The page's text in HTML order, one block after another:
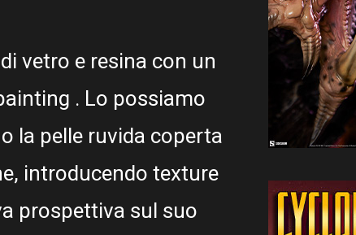
vetro e resina con un
. Lo possiamo
la pelle ruvida coperta
introducendo texture
prospettiva sul suo